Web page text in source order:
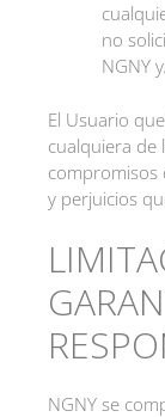
no
NGNY
El Usuario
cualquiera de
y perjuicios
NGNY se